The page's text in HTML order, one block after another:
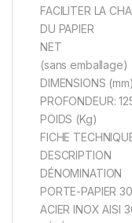
FACILITER LA
DU PAPIER
NET
(sans emballage)
DIMENSIONS
PROFONDEUR:
POIDS (Kg)
FICHE
DESCRIPTION
DÉNOMINATION
PORTE-PAPIER
ACIER INOX AISI